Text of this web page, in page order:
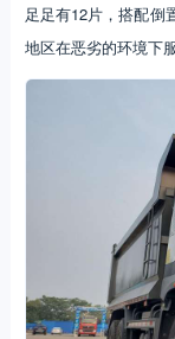
足足有12片，搭配倒
地区在恶劣的环境下